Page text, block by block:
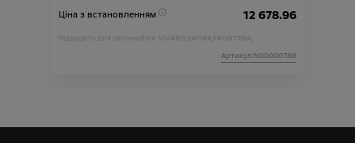
Ціна з встановленням 12 678.96
Підходить для автомобіля : VIVARO; ZAFIRA; FRONTERA;
Артикул:N00000788